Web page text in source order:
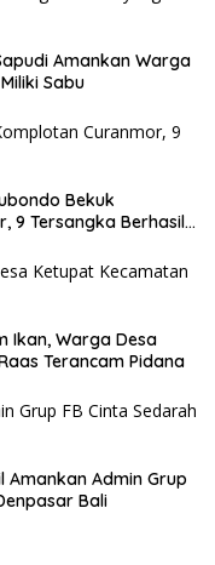
Amankan Warga
Sabu
Bekuk
9 Tersangka Berhasil
Ikan, Warga Desa
Terancam Pidana
Amankan Admin Grup
Bali